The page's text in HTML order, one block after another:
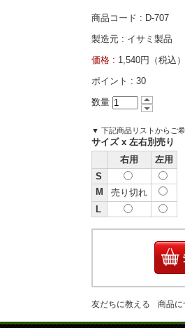
商品コード : D-707
製造元 : イサミ製品
価格 : 1,540円（税込）
ポイント : 30
数量
▼ 下記商品リストからご
サイズ x 左右別売り
右用
左用
S
M
売り切れ
L
友だちに教える 商品に